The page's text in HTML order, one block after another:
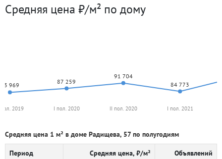
Средняя цена ₽/м² по дому
83 969
87 259
91 704
84 773
2019 I пол. 2020 II пол. 2020 I пол. 2021
Средняя цена 1 м² в доме Радищева, 57 по полугодиям
Период Средняя цена, ₽/м² Объявлений